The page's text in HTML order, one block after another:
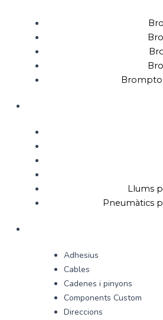
Llums
Pneumàtics
Adhesius
Cables
Cadenes i pinyons
Components Custom
Direccions